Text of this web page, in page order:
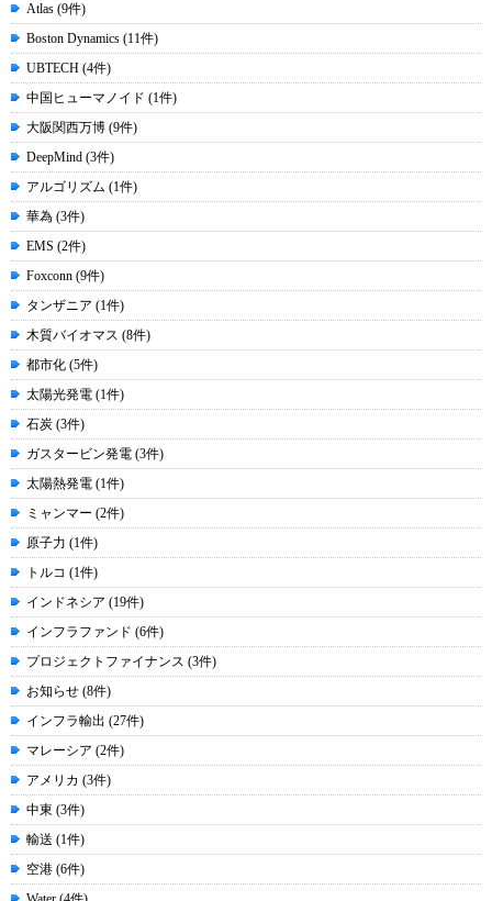
Atlas (9件)
Boston Dynamics (11件)
UBTECH (4件)
中国ヒューマノイド (1件)
大阪関西万博 (9件)
DeepMind (3件)
アルゴリズム (1件)
華為 (3件)
EMS (2件)
Foxconn (9件)
タンザニア (1件)
木質バイオマス (8件)
都市化 (5件)
太陽光発電 (1件)
石炭 (3件)
ガスタービン発電 (3件)
太陽熱発電 (1件)
ミャンマー (2件)
原子力 (1件)
トルコ (1件)
インドネシア (19件)
インフラファンド (6件)
プロジェクトファイナンス (3件)
お知らせ (8件)
インフラ輸出 (27件)
マレーシア (2件)
アメリカ (3件)
中東 (3件)
輸送 (1件)
空港 (6件)